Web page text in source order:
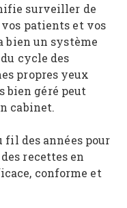
surveiller de
vos patients et vos
bien un système
cycle des
propres yeux
bien géré peut
cabinet.
fil des années pour
recettes en
conforme et